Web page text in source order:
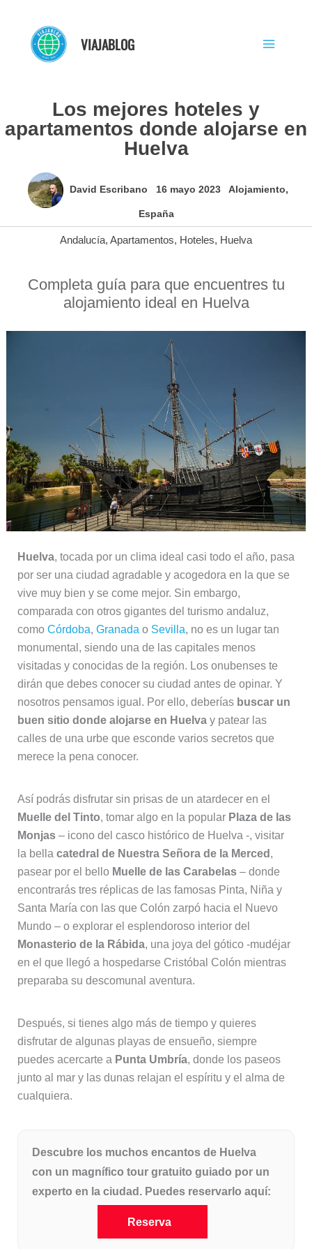
contenido
VIAJABLOG
Los mejores hoteles y
apartamentos donde alojarse en
Huelva
David Escribano 16 mayo 2023 Alojamiento,
España
Andalucía, Apartamentos, Hoteles, Huelva
Completa guía para que encuentres tu
alojamiento ideal en Huelva
Huelva, tocada por un clima ideal casi todo el año, pasa
por ser una ciudad agradable y acogedora en la que se
vive muy bien y se come mejor. Sin embargo,
comparada con otros gigantes del turismo andaluz,
como Córdoba, Granada o Sevilla, no es un lugar tan
monumental, siendo una de las capitales menos
visitadas y conocidas de la región. Los onubenses te
dirán que debes conocer su ciudad antes de opinar. Y
nosotros pensamos igual. Por ello, deberías buscar un
buen sitio donde alojarse en Huelvay patear las
calles de una urbe que esconde varios secretos que
merece la pena conocer.
Así podrás disfrutar sin prisas de un atardecer en el
Muelle del Tinto, tomar algo en la popular Plaza de las
Monjas– icono del casco histórico de Huelva -, visitar
la bella catedral de Nuestra Señora de la Merced ,
pasear por el bello Muelle de las Carabelas– donde
encontrarás tres réplicas de las famosas Pinta, Niña y
Santa María con las que Colón zarpó hacia el Nuevo
Mundo – o explorar el esplendoroso interior del
Monasterio de la Rábida, una joya del gótico -mudéjar
en el que llegó a hospedarse Cristóbal Colón mientras
preparaba su descomunal aventura.
Después, si tienes algo más de tiempo y quieres
disfrutar de algunas playas de ensueño, siempre
puedes acercarte a Punta Umbría, donde los paseos
junto al mar y las dunas relajan el espíritu y el alma de
cualquiera.
Descubre los muchos encantos de Huelva
con un magnífico tour gratuito guiado por un
experto en la ciudad. Puedes reservarlo aquí:
Reserva